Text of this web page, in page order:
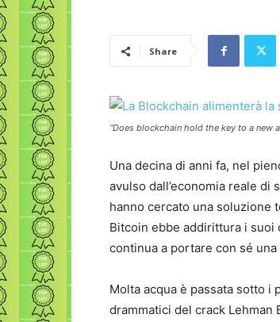
Share
“Does blockchain hold the key to a new
Una decina di anni fa, nel
avulso dall’economia reale
hanno cercato una soluzione
Bitcoin ebbe addirittura i suoi
continua a portare con sé
Molta acqua è passata sotto i
drammatici del crack